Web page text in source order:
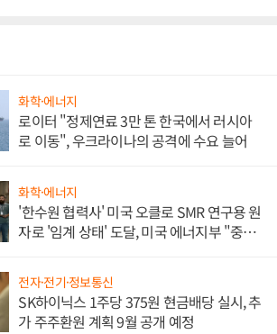
화학·에너지
로이터 "정제연료 3만 톤 한국에서 러시아
로 이동", 우크라이나의 공격에 수요 늘어
화학·에너지
'한수원 협력사' 미국 오클로 SMR 연구용 원
자로 '임계 상태' 도달, 미국 에너지부 "중요
전자·전기·정보통신
SK하이닉스 1주당 375원 현금배당 실시, 추
가 주주환원 계획 9월 공개 예정